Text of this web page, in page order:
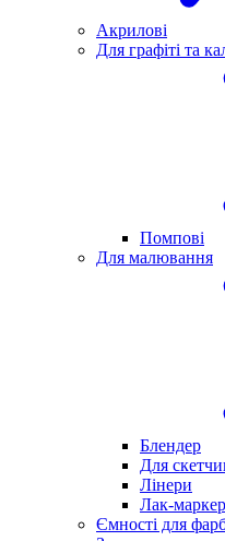
Акрилові
Для графіті та
Помпові
Для малювання
Блендер
Для
Лінери
Лак-маркер
Ємності для